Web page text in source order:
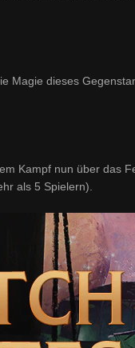
Magie dieses
Kampf nun über das
als 5 Spielern).